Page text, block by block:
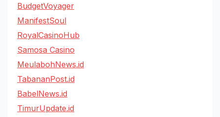
BudgetVoyager
ManifestSoul
RoyalCasinoHub
Samosa Casino
MeulabohNews.id
TabananPost.id
BabelNews.id
TimurUpdate.id